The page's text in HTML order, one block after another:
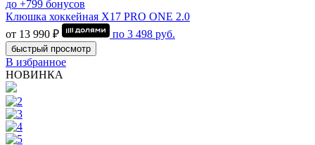
до +799 бонусов
Клюшка хоккейная Х17 PRO ONE 2.0
от 13 990 ₽
по 3 498 руб.
быстрый просмотр
В избранное
НОВИНКА